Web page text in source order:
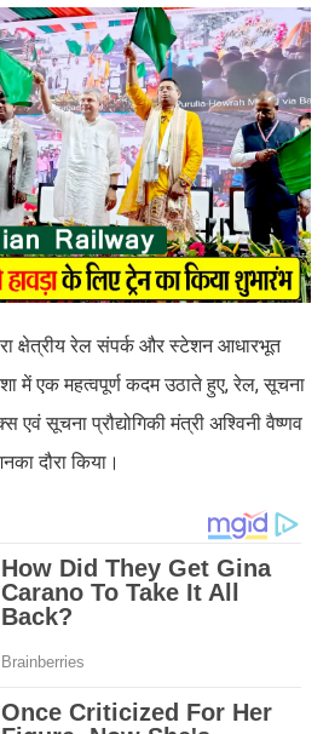
क्षेत्रीय रेल संपर्क और स्टेशन आधारभूत
में एक महत्वपूर्ण कदम उठाते हुए, रेल, सूचना
एवं सूचना प्रौद्योगिकी मंत्री अश्विनी वैष्णव
दौरा किया।